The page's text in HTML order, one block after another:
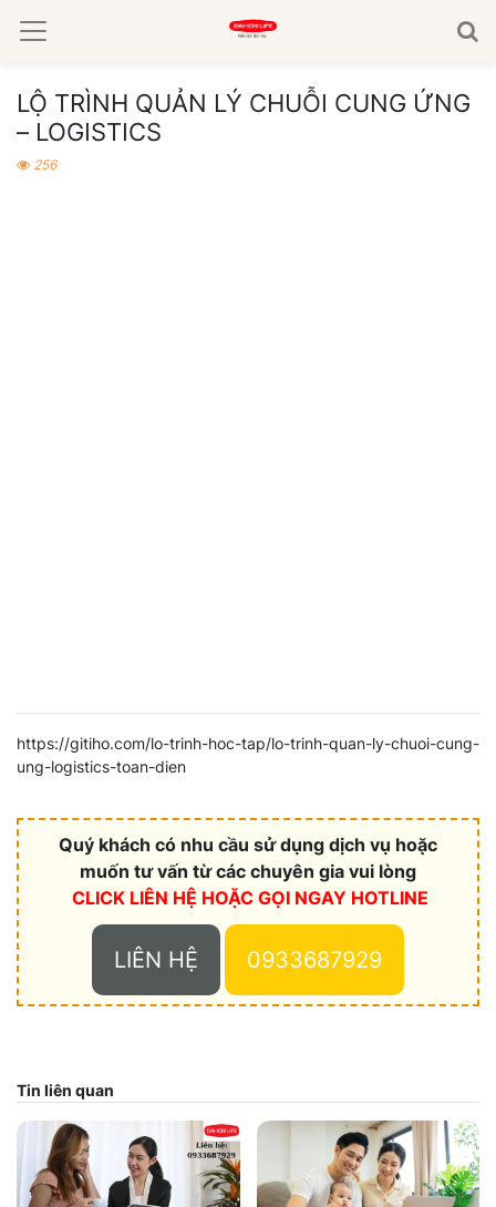
LỘ TRÌNH QUẢN LÝ CHUỖI CUNG ỨNG
– LOGISTICS
256
https://gitiho.com/lo-trinh-hoc-tap/lo-trinh-quan-ly-chuoi-cung-
ung-logistics-toan-dien
Quý khách có nhu cầu sử dụng dịch vụ hoặc
muốn tư vấn từ các chuyên gia vui lòng
CLICK LIÊN HỆ HOẶC GỌI NGAY HOTLINE
LIÊN HỆ 0933687929
Tin liên quan